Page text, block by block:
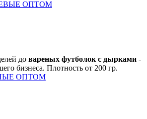
до вареных футболок с дырками -
бизнеса. Плотность от 200 гр.